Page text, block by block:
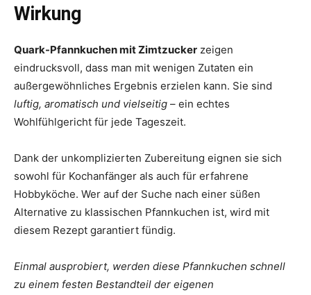
Wirkung
Quark-Pfannkuchen mit Zimtzucker zeigen
eindrucksvoll, dass man mit wenigen Zutaten ein
außergewöhnliches Ergebnis erzielen kann. Sie sind
luftig, aromatisch und vielseitig – ein echtes
Wohlfühlgericht für jede Tageszeit.
Dank der unkomplizierten Zubereitung eignen sie sich
sowohl für Kochanfänger als auch für erfahrene
Hobbyköche. Wer auf der Suche nach einer süßen
Alternative zu klassischen Pfannkuchen ist, wird mit
diesem Rezept garantiert fündig.
Einmal ausprobiert, werden diese Pfannkuchen schnell
zu einem festen Bestandteil der eigenen